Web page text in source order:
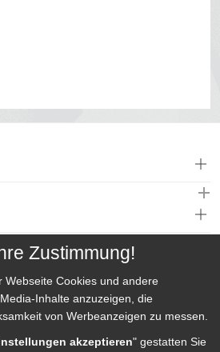
Zustimmung!
Webseite Cookies und andere
Inhalte anzuzeigen, die
von Werbeanzeigen zu messen.
akzeptieren" gestatten Sie